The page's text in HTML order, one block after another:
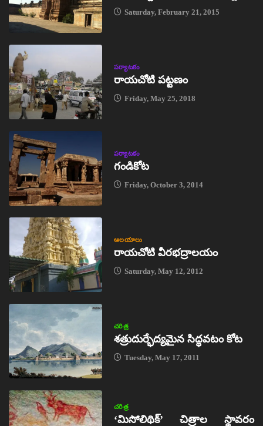
Saturday, February 21, 2015
పర్యాటకం
రాయచోటి పట్టణం
Friday, May 25, 2018
పర్యాటకం
గండికోట
Friday, October 3, 2014
ఆలయాలు
రాయచోటి వీరభద్రాలయం
Saturday, May 12, 2012
చరిత్ర
శత్రుదుర్భేద్యమైన సిద్ధవటం కోట
Tuesday, May 17, 2011
చరిత్ర
‘మిసోలిథిక్‌’ చిత్రాల స్థావరం